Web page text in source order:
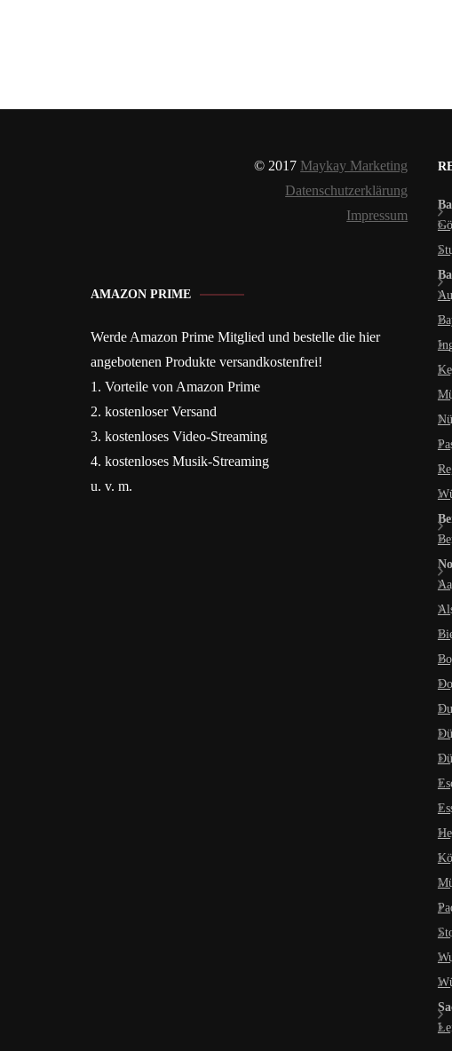
© 2017 Maykay Marketing
Datenschutzerklärung
Impressum
AMAZON PRIME
Werde Amazon Prime Mitglied und bestelle die hier
angebotenen Produkte versandkostenfrei!
1. Vorteile von Amazon Prime
2. kostenloser Versand
3. kostenloses Video-Streaming
4. kostenloses Musik-Streaming
u. v. m.